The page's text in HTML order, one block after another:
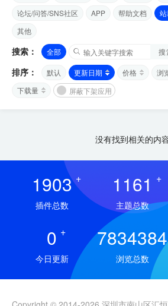
论坛/问答/SNS社区
APP 帮助文档
其他
搜索： 全部 搜
排序： 默认 更新日期 价格 浏
下载量
屏蔽下架应用
没有找到相关的内
1903 +
插件总数
1161 +
主题总数
0 +
今日更新
7834384
浏览总数